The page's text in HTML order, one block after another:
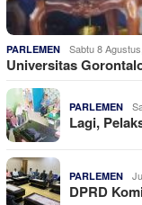
PARLEMEN Sabtu 8
Universitas
PARLEMEN
Lagi,
PARLEMEN
DPRD